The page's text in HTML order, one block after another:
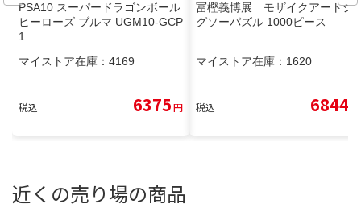
PSA10 スーパードラゴンボール
ヒーローズ ブルマ UGM10-GCP
1
マイストア在庫： 4169
税込 6375円
冨樫義博展 モザイクアートジ
グソーパズル 1000ピース
マイストア在庫： 1620
税込 6844
近くの売り場の商品